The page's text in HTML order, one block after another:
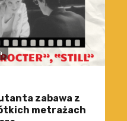
zabawa z
metrażach